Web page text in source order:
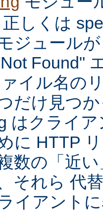
しくは
ジュール
Found"
イル名の
だけ見つ
はクライ
に HTTP
数の「近
それら 代
イアント